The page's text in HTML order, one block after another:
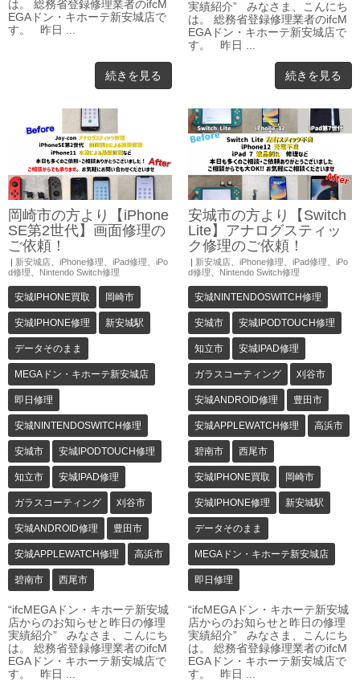
は。 総務省登録修理業者のifcM
EGAドン・キホーテ新安城店で
す。 昨日 ...
続きを見る
実績紹介” みなさま、こんにち
は。 総務省登録修理業者のifcM
EGAドン・キホーテ新安城店で
す。 昨日 ...
続きを見る
岡崎市の方より【iPhone
SE第2世代】画面修理の
ご依頼！
| 新安城店 iPhone修理 iPad修理
iPo
d修理
Nintendo Switch修理
安城IPHONE買取 岡崎市
安城IPHONE修理 新安城駅
データそのまま
MEGAドン・キホーテ新安城店
即日修理
安城NINTENDOSWITCH修理
安城市 安城IPODTOUCH修理
知立市 安城IPAD修理
ガラスコーティング 刈谷市
安城ANDROID修理 豊田市
安城APPLEWATCH修理 高浜市
碧南市 西尾市
“ifcMEGAドン・キホーテ新安城
店からのお知らせと昨日の修理
実績紹介” みなさま、こんにち
は。 総務省登録修理業者のifcM
EGAドン・キホーテ新安城店で
す。 昨日 ...
安城市の方より【Switch
Lite】アナログスティッ
ク修理のご依頼！
| 新安城店 iPhone修理 iPad修理
iPo
d修理
Nintendo Switch修理
安城NINTENDOSWITCH修理
安城市 安城IPODTOUCH修理
知立市 安城IPAD修理
ガラスコーティング 刈谷市
安城ANDROID修理 豊田市
安城APPLEWATCH修理 高浜市
碧南市 西尾市
安城IPHONE買取 岡崎市
安城IPHONE修理 新安城駅
データそのまま
MEGAドン・キホーテ新安城店
即日修理
“ifcMEGAドン・キホーテ新安城
店からのお知らせと昨日の修理
実績紹介” みなさま、こんにち
は。 総務省登録修理業者のifcM
EGAドン・キホーテ新安城店で
す。 昨日 ...